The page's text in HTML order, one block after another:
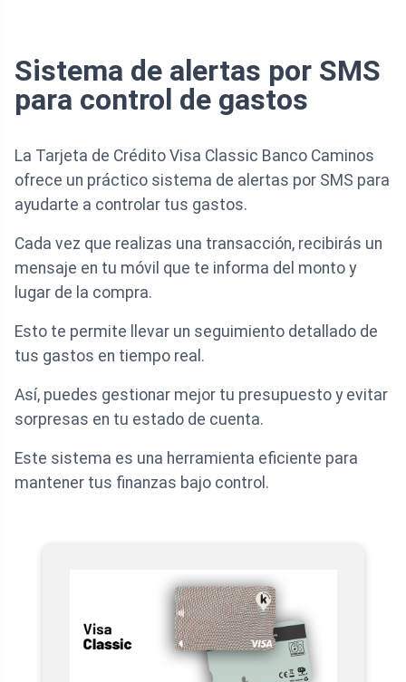
Sistema de alertas por SMS
para control de gastos
La Tarjeta de Crédito Visa Classic Banco Caminos
ofrece un práctico sistema de alertas por SMS para
ayudarte a controlar tus gastos.
Cada vez que realizas una transacción, recibirás un
mensaje en tu móvil que te informa del monto y
lugar de la compra.
Esto te permite llevar un seguimiento detallado de
tus gastos en tiempo real.
Así, puedes gestionar mejor tu presupuesto y evitar
sorpresas en tu estado de cuenta.
Este sistema es una herramienta eficiente para
mantener tus finanzas bajo control.